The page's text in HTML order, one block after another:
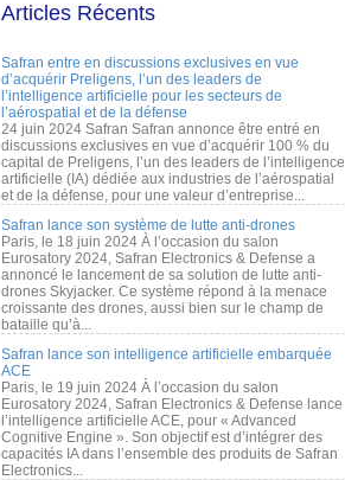
Articles Récents
Safran entre en discussions exclusives en vue
d’acquérir Preligens, l’un des leaders de
l’intelligence artificielle pour les secteurs de
l’aérospatial et de la défense
24 juin 2024 Safran Safran annonce être entré en
discussions exclusives en vue d’acquérir 100 % du
capital de Preligens, l’un des leaders de l’intelligence
artificielle (IA) dédiée aux industries de l’aérospatial
et de la défense, pour une valeur d’entreprise...
Safran lance son système de lutte anti-drones
Paris, le 18 juin 2024 À l’occasion du salon
Eurosatory 2024, Safran Electronics & Defense a
annoncé le lancement de sa solution de lutte anti-
drones Skyjacker. Ce système répond à la menace
croissante des drones, aussi bien sur le champ de
bataille qu’à...
Safran lance son intelligence artificielle embarquée
ACE
Paris, le 19 juin 2024 À l’occasion du salon
Eurosatory 2024, Safran Electronics & Defense lance
l’intelligence artificielle ACE, pour « Advanced
Cognitive Engine ». Son objectif est d’intégrer des
capacités IA dans l’ensemble des produits de Safran
Electronics...